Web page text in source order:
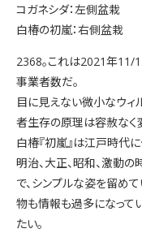
コガネシダ：左側盆栽
白椿の初嵐：右側盆栽
2368。これは2021年11/
事業者数だ。
目に見えない微小なウ
者生存の原理は容赦なく
白椿『初嵐』は江戸時代
明治、大正、昭和、激動
で、シンプルな姿を留めて
物も情報も過多になって
たい。